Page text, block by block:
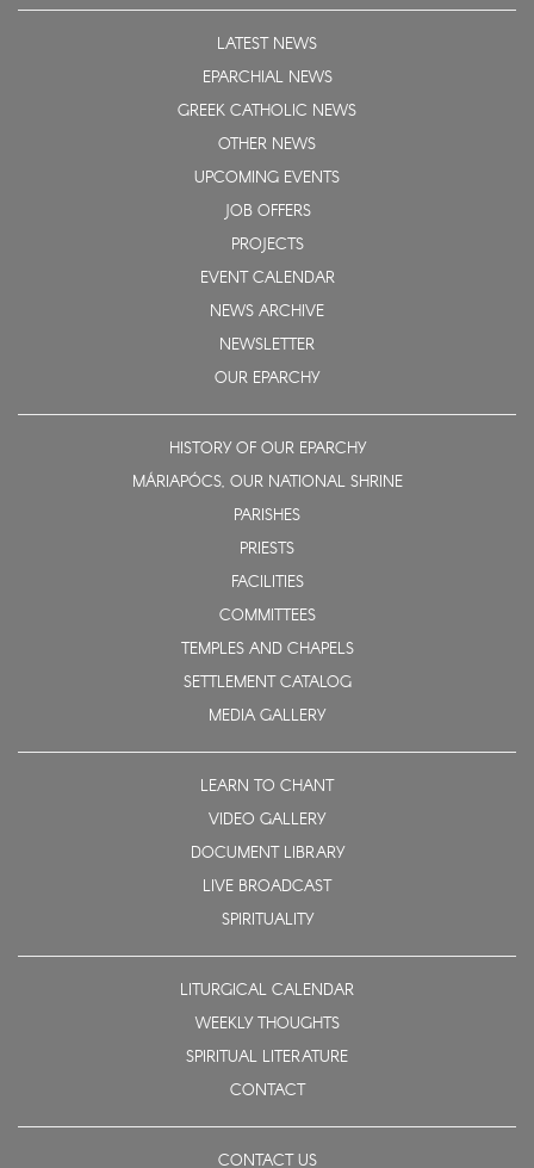
LATEST NEWS
EPARCHIAL NEWS
GREEK CATHOLIC NEWS
OTHER NEWS
UPCOMING EVENTS
JOB OFFERS
PROJECTS
EVENT CALENDAR
NEWS ARCHIVE
NEWSLETTER
OUR EPARCHY
HISTORY OF OUR EPARCHY
MÁRIAPÓCS, OUR NATIONAL SHRINE
PARISHES
PRIESTS
FACILITIES
COMMITTEES
TEMPLES AND CHAPELS
SETTLEMENT CATALOG
MEDIA GALLERY
LEARN TO CHANT
VIDEO GALLERY
DOCUMENT LIBRARY
LIVE BROADCAST
SPIRITUALITY
LITURGICAL CALENDAR
WEEKLY THOUGHTS
SPIRITUAL LITERATURE
CONTACT
CONTACT US